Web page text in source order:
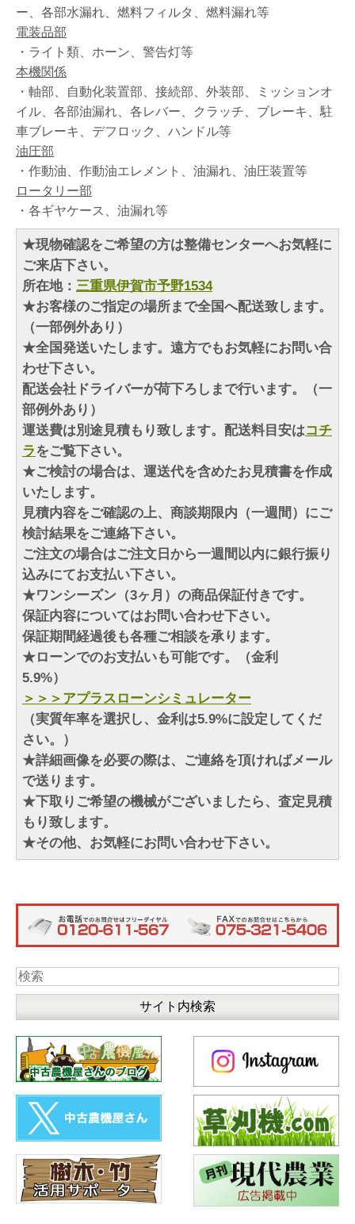
ー、各部水漏れ、燃料フィルタ、燃料漏れ等
電装品部
・ライト類、ホーン、警告灯等
本機関係
・軸部、自動化装置部、接続部、外装部、ミッションオ
イル、各部油漏れ、各レバー、クラッチ、ブレーキ、駐
車ブレーキ、デフロック、ハンドル等
油圧部
・作動油、作動油エレメント、油漏れ、油圧装置等
ロータリー部
・各ギヤケース、油漏れ等
★現物確認をご希望の方は整備センターへお気軽に
ご来店下さい。
所在地： 三重県伊賀市予野1534
★お客様のご指定の場所まで全国へ配送致します。
（一部例外あり）
★全国発送いたします。遠方でもお気軽にお問い合
わせ下さい。
配送会社ドライバーが荷下ろしまで行います。（一
部例外あり）
運送費は別途見積もり致します。配送料目安はコチ
ラをご覧下さい。
★ご検討の場合は、運送代を含めたお見積書を作成
いたします。
見積内容をご確認の上、商談期限内（一週間）にご
検討結果をご連絡下さい。
ご注文の場合はご注文日から一週間以内に銀行振り
込みにてお支払い下さい。
★ワンシーズン（3ヶ月）の商品保証付きです。
保証内容についてはお問い合わせ下さい。
保証期間経過後も各種ご相談を承ります。
★ローンでのお支払いも可能です。（金利
5.9%）
＞＞＞アプラスローンシミュレーター
（実質年率を選択し、金利は5.9%に設定してくだ
さい。）
★詳細画像を必要の際は、ご連絡を頂ければメール
で送ります。
★下取りご希望の機械がございましたら、査定見積
もり致します。
★その他、お気軽にお問い合わせ下さい。